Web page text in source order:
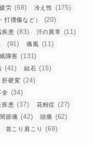
労 (68) 冷え性 (175)
打撲傷など） (20)
疾患 (83) 汗の異常 (11)
(91) 痛風 (11)
障害 (131)
(41) 結石 (15)
肝硬変 (24)
全 (34)
疾患 (37) 花粉症 (27)
関節痛 (42) 頭痛 (62)
首こり肩こり (69)